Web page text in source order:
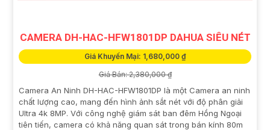
CAMERA DH-HAC-HFW1801DP DAHUA SIÊU NÉT
Giá Khuyến Mại: 1,680,000 ₫
Giá Bán: 2,380,000 ₫
Camera An Ninh DH-HAC-HFW1801DP là một Camera an ninh
chất lượng cao, mang đến hình ảnh sắt nét với độ phân giải
Ultra 4k 8MP. Với công nghệ giám sát ban đêm Hồng Ngoại
tiên tiến, camera có khả năng quan sát trong bán kính 80m